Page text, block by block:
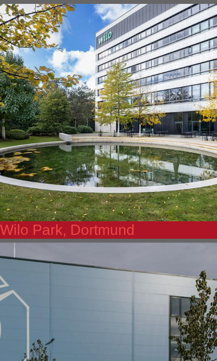
Wilo Park, Dortmund